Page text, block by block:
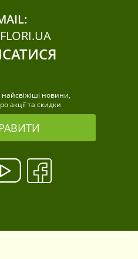
новини,
акції та скидки